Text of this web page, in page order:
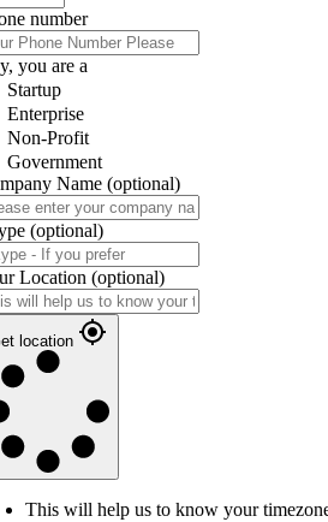
number
you are a
Startup
Enterprise
Non-Profit
Government
Name (optional)
(optional)
Location (optional)
location
This will help us to know your